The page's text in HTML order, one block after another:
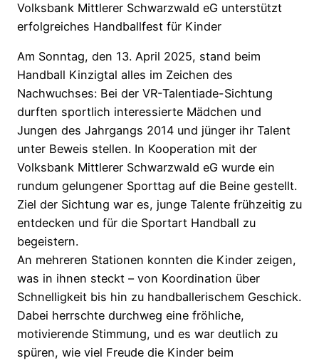
Volksbank Mittlerer Schwarzwald eG unterstützt
erfolgreiches Handballfest für Kinder
Am Sonntag, den 13. April 2025, stand beim
Handball Kinzigtal alles im Zeichen des
Nachwuchses: Bei der VR-Talentiade-Sichtung
durften sportlich interessierte Mädchen und
Jungen des Jahrgangs 2014 und jünger ihr Talent
unter Beweis stellen. In Kooperation mit der
Volksbank Mittlerer Schwarzwald eG wurde ein
rundum gelungener Sporttag auf die Beine gestellt.
Ziel der Sichtung war es, junge Talente frühzeitig zu
entdecken und für die Sportart Handball zu
begeistern.
An mehreren Stationen konnten die Kinder zeigen,
was in ihnen steckt – von Koordination über
Schnelligkeit bis hin zu handballerischem Geschick.
Dabei herrschte durchweg eine fröhliche,
motivierende Stimmung, und es war deutlich zu
spüren, wie viel Freude die Kinder beim